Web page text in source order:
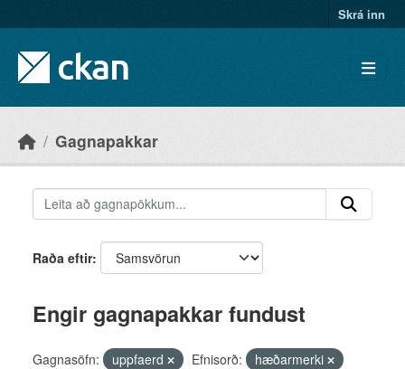
Skrá inn
Gagnapakkar
Raða eftir
Engir gagnapakkar fundust
Gagnasöfn: uppfaerd Efnisorð:
hæðarmerki